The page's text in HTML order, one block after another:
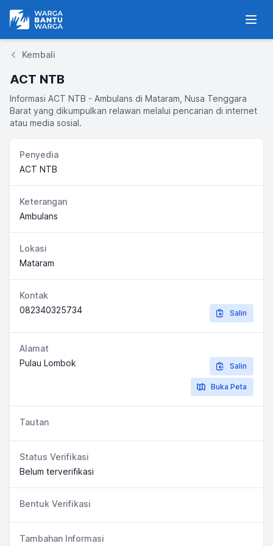
Warga Bantu Warga
Kembali
ACT NTB
Informasi ACT NTB - Ambulans di Mataram, Nusa Tenggara
Barat yang dikumpulkan relawan melalui pencarian di internet
atau media sosial.
Penyedia
ACT NTB
Keterangan
Ambulans
Lokasi
Mataram
Kontak
082340325734
Salin
Alamat
Pulau Lombok
Salin
Buka Peta
Tautan
Status Verifikasi
Belum terverifikasi
Bentuk Verifikasi
Tambahan Informasi